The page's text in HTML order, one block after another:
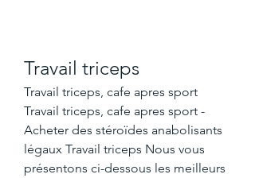
Travail triceps
Travail triceps, cafe apres sport
Travail triceps, cafe apres sport -
Acheter des stéroïdes anabolisants
légaux Travail triceps Nous vous
présentons ci-dessous les meilleurs